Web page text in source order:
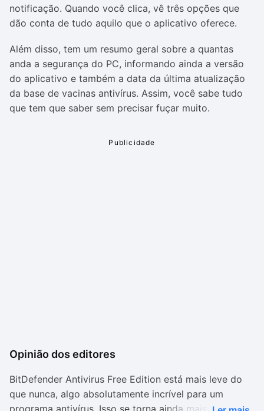
notificação. Quando você clica, vê três opções que
dão conta de tudo aquilo que o aplicativo oferece.
Além disso, tem um resumo geral sobre a quantas
anda a segurança do PC, informando ainda a versão
do aplicativo e também a data da última atualização
da base de vacinas antivírus. Assim, você sabe tudo
que tem que saber sem precisar fuçar muito.
Opinião dos editores
BitDefender Antivirus Free Edition está mais leve do
que nunca, algo absolutamente incrível para um
programa antivírus. Isso se torna ainda mais positivo